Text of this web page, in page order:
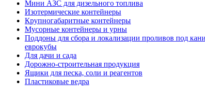
Мини АЗС для дизельного топлива
Изотермические контейнеры
Крупногабаритные контейнеры
Мусорные контейнеры и урны
Поддоны для сбора и локализации проливов под
еврокубы
Для дачи и сада
Дорожно-строительная продукция
Ящики для песка, соли и реагентов
Пластиковые ведра